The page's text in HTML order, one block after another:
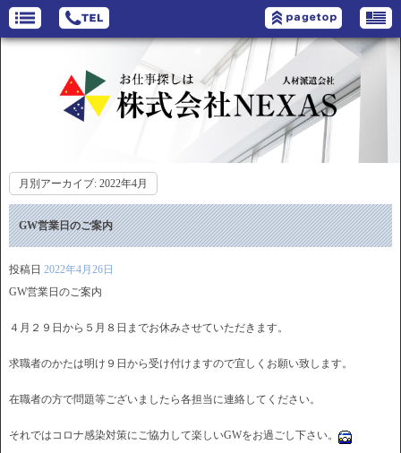
月別アーカイブ: 2022年4月
GW営業日のご案内
投稿日 2022年4月26日
GW営業日のご案内
４月２９日から５月８日までお休みさせていただきます。
求職者のかたは明け９日から受け付けますので宜しくお願い致します。
在職者の方で問題等ございましたら各担当に連絡してください。
それではコロナ感染対策にご協力して楽しいGWをお過ごし下さい。